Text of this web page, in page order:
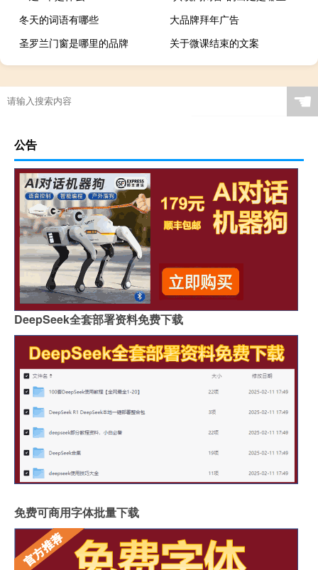
冬天的词语有哪些
大品牌拜年广告
圣罗兰门窗是哪里的品牌
关于微课结束的文案
☚
公告
DeepSeek全套部署资料免费下载
免费可商用字体批量下载